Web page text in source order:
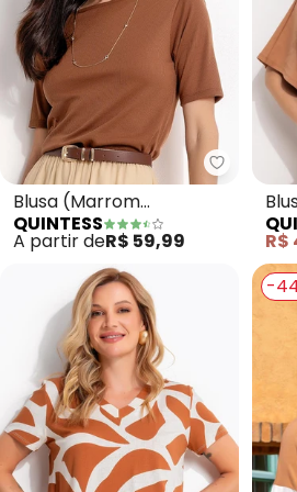
Blusa (Marrom
Amendoado) em Malha
Canelada
QUINTESS
A partir deR$ 59,99 R$
-